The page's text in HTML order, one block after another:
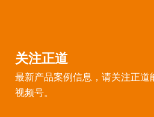
关注正道
最新产品案例信息，请关注正道
视频号。